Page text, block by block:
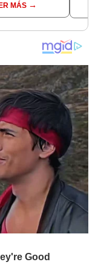
vínculo:
mucho"
MÁS